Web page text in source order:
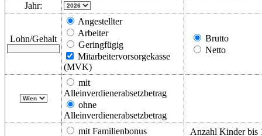
Jahr:
Lohn/Gehalt
Angestellter
Arbeiter
Geringfügig
Mitarbeitervorsorgekasse
(MVK)
Brutto
Netto
mit
Alleinverdienerabsetzbetrag
ohne
Alleinverdienerabsetzbetrag
mit Familienbonus
Anzahl Kinder bis